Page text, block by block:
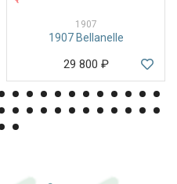
1907
1907 Bellanelle
29 800 ₽